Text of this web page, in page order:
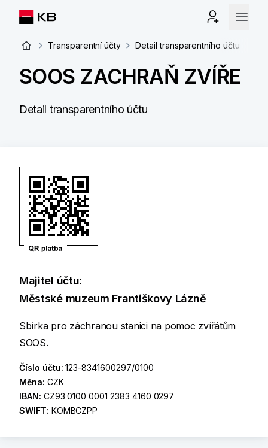
Transparentní účty Detail transparentního účtu
SOOS ZACHRAŇ ZVÍŘE
Detail transparentního účtu
Majitel účtu:
Městské muzeum Františkovy Lázně
Sbírka pro záchranou stanici na pomoc zvířátům
SOOS.
Číslo účtu:123-8341600297/0100
Měna: CZK
IBAN: CZ93 0100 0001 2383 4160 0297
SWIFT: KOMBCZPP